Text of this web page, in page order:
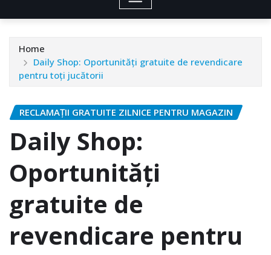
Home
Daily Shop: Oportunități gratuite de revendicare
pentru toți jucătorii
RECLAMAȚII GRATUITE ZILNICE PENTRU MAGAZIN
Daily Shop:
Oportunități
gratuite de
revendicare pentru